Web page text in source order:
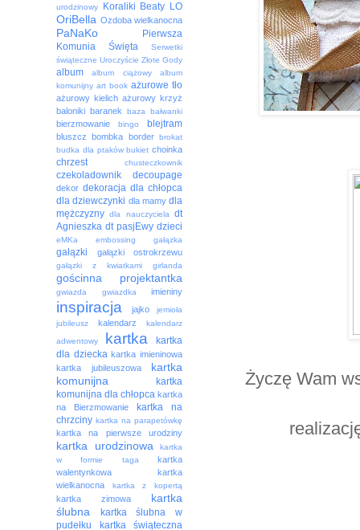
Życzę Wam
urodzinowy
Koraliki Beaty LO
OriBella Ozdoba wielkanocna
PaNaKo
Pierwsza
Komunia Święta
Serwetki
świąteczne Uroczyście Złote Gody
album album ciążowy
album
komunijny art book ażurowe tło
ażurowy kielich ażurowy krzyż
baloniki baranek baza bałwanki
bierzmowanie bingo blejtram
bluszcz bombka border brokat
budka dla ptaków bukiet choinka
chrzest chusteczkownik
czekoladownik decoupage
dekor dekoracja dla chłopca
dla dziewczynki dla mamy dla
mężczyzny dla nauczyciela dt
Agnieszka dt pasjEwy dzieci
eMKa embossing gałązka
gałązki gałązki ostrokrzewu
gałązki z kwiatkami girlanda
gościnna projektantka
gwiazda gwiazdka imieniny
inspiracja jajko
jemioła
jubileusz
kalendarz
kalendarz
adwentowy
kartka
kartka
dla dziecka kartka imieninowa
kartka jubileuszowa
kartka
komunijna
kartka
komunijna dla chłopca kartka
na Bierzmowanie
kartka na
chrzciny kartka na parapetówkę
kartka na pierwsze urodziny
kartka urodzinowa
kartka
w formie taga
kartka
walentynkowa
kartka
wielkanocna
kartka z kopertą
kartka zimowa
kartka
ślubna
kartka ślubna w
pudełku
kartka świąteczna